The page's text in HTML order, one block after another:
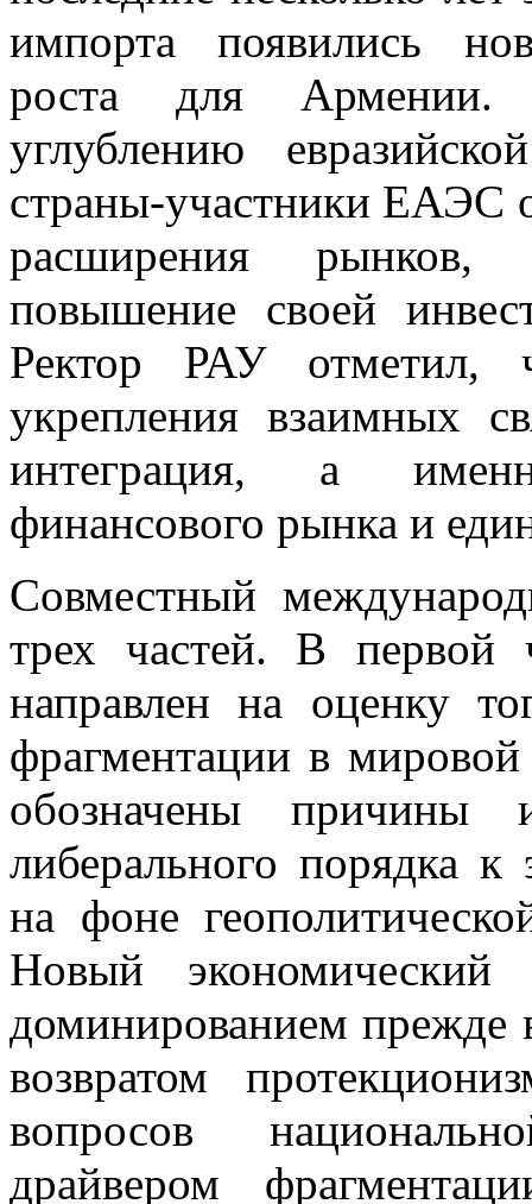
импорта появились
роста для Армении.
углублению
страны-участники ЕАЭС
расширения рынков,
повышение своей
Ректор РАУ отметил,
укрепления взаимных
интеграция, а
финансового рынка и
Совместный
трех частей. В первой
направлен на оценку
фрагментации в
обозначены причины
либерального порядка к
на фоне
Новый экономический
доминированием прежде
возвратом
вопросов
драйвером